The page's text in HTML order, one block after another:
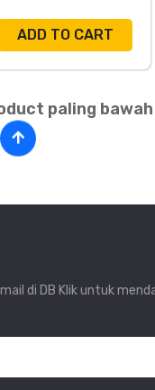
ADD TO CART
paling bawah
di DB Klik untuk